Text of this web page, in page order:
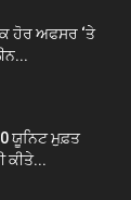
ਹੋਰ ਅਫਸਰ ‘ਤੇ
ਯੂਨਿਟ ਮੁਫ਼ਤ
ਕੀਤੇ...